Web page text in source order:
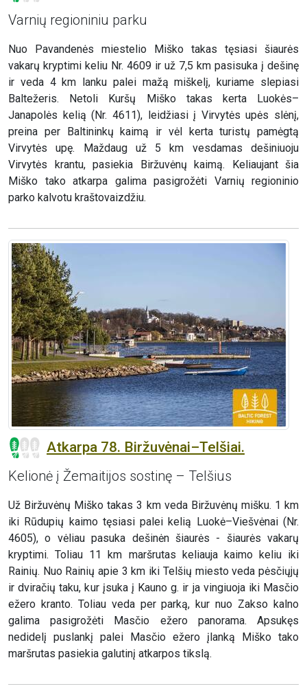
Varnių regioniniu parku
Nuo Pavandenės miestelio Miško takas tęsiasi šiaurės
vakarų kryptimi keliu Nr. 4609 ir už 7,5 km pasisuka į dešinę
ir veda 4 km lanku palei mažą miškelį, kuriame slepiasi
Baltežeris. Netoli Kuršų Miško takas kerta Luokės–
Janapolės kelią (Nr. 4611), leidžiasi į Virvytės upės slėnį,
preina per Baltininkų kaimą ir vėl kerta turistų pamėgtą
Virvytės upę. Maždaug už 5 km vesdamas dešiniuoju
Virvytės krantu, pasiekia Biržuvėnų kaimą. Keliaujant šia
Miško tako atkarpa galima pasigrožėti Varnių regioninio
parko kalvotu kraštovaizdžiu.
Atkarpa 78. Biržuvėnai–Telšiai.
Kelionė į Žemaitijos sostinę – Telšius
Už Biržuvėnų Miško takas 3 km veda Biržuvėnų mišku. 1 km
iki Rūdupių kaimo tęsiasi palei kelią Luokė–Viešvėnai (Nr.
4605), o vėliau pasuka dešinėn šiaurės - šiaurės vakarų
kryptimi. Toliau 11 km maršrutas keliauja kaimo keliu iki
Rainių. Nuo Rainių apie 3 km iki Telšių miesto veda pėsčiųjų
ir dviračių taku, kur įsuka į Kauno g. ir ja vingiuoja iki Masčio
ežero kranto. Toliau veda per parką, kur nuo Zakso kalno
galima pasigrožėti Masčio ežero panorama. Apsukęs
nedidelį puslankį palei Masčio ežero įlanką Miško tako
maršrutas pasiekia galutinį atkarpos tikslą.